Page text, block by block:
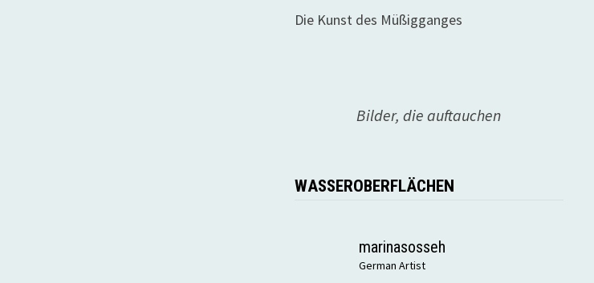
Die Kunst des Müßigganges
Bilder, die auftauchen
WASSEROBERFLÄCHEN
marinasosseh
German Artist